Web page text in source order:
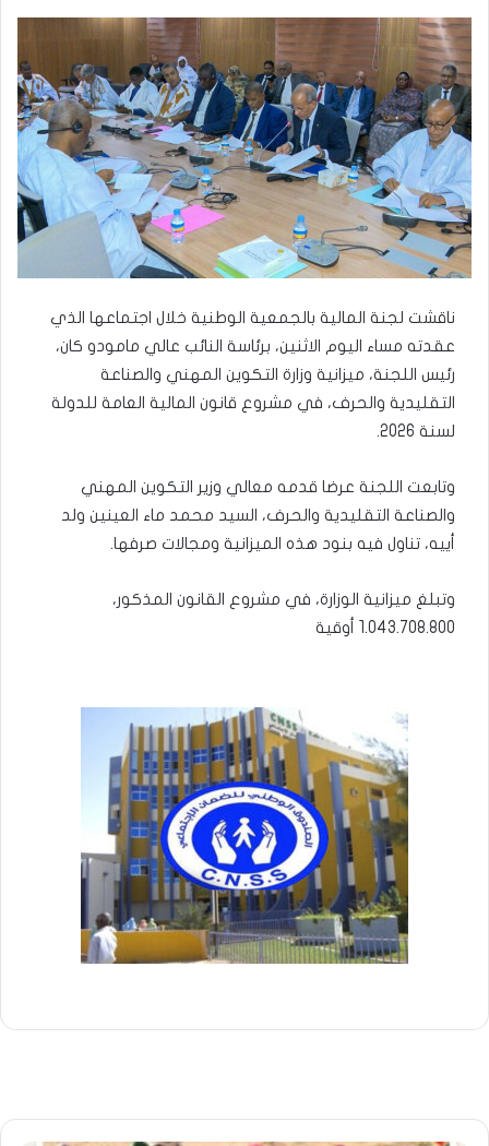
ناقشت لجنة المالية بالجمعية الوطنية خلال اجتماعها الذي
عقدته مساء اليوم الاثنين، برئاسة النائب عالي مامودو كان،
رئيس اللجنة، ميزانية وزارة التكوين المهني والصناعة
التقليدية والحرف، في مشروع قانون المالية العامة للدولة
لسنة 2026.
وتابعت اللجنة عرضا قدمه معالي وزير التكوين المهني
والصناعة التقليدية والحرف، السيد محمد ماء العينين ولد
أييه، تناول فيه بنود هذه الميزانية ومجالات صرفها.
وتبلغ ميزانية الوزارة، في مشروع القانون المذكور،
1.043.708.800 أوقية